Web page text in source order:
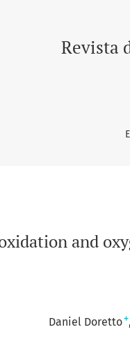
oxygen reduction
Revista
and
Daniel Doretto+